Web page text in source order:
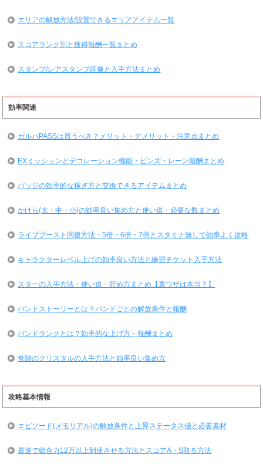
エリアの解放方法/設置できるエリアアイテム一覧
スコアランク別と獲得報酬一覧まとめ
スタンプ/レアスタンプ画像と入手方法まとめ
効率関連
ガルパPASSは買うべき？メリット・デメリット・注意点まとめ
EXミッションとデコレーション機能・ピンズ・レーン報酬まとめ
バッジの効率的な稼ぎ方と交換できるアイテムまとめ
かけら(大・中・小)の効率良い集め方と使い道・必要な数まとめ
ライブブースト回復方法・5倍・6倍・7倍とスタミナ無しで効率よく攻略
キャラクターレベル上げの効率良い方法と練習チケット入手方法
スターの入手方法・使い道・貯め方まとめ【裏ワザは本当？】
バンドストーリーとは？バンドごとの解放条件と報酬
バンドランクとは？効率的な上げ方・報酬まとめ
奇跡のクリスタルの入手方法と効率良い集め方
攻略基本情報
エピソード(メモリアル)の解放条件と上昇ステータス値と必要素材
最速で総合力12万以上到達させる方法とスコアA・S取る方法